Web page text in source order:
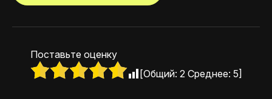
Поставьте оценку
[Общий: 2Среднее: 5]